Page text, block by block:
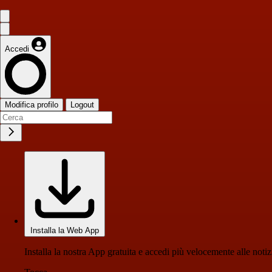
Accedi
Modifica profilo Logout
Installa la Web App
Installa la nostra App gratuita e accedi più velocemente alle